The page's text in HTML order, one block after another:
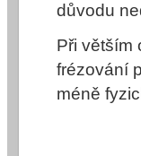
důvodu
Při větším
frézování
méně